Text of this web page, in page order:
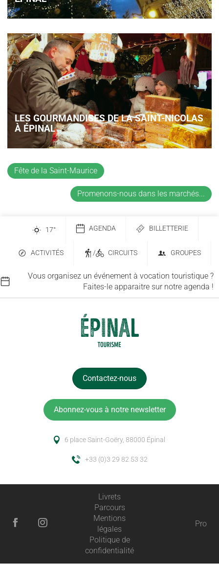
LES GOURMANDISES DE LA SAINT-NICOLAS
À ÉPINAL
Fête de la Saint-Maurice
Promenons-nous dans les marchés...
17° AGENDA BILLETTERIE
ACTIVITÉS / CIRCUITS GROUPES
Vous organisez un événement à vocation touristique ?
Faites-le apparaitre sur notre agenda !
Contactez-nous
Abonnez-vous à notre newsletter
6 place Saint-Goëry, 88000 Épinal
+33 (0)3 29 82 53 32
Livrets
Parcours
Mentions
légales
Politique de
confidentialité
Pro